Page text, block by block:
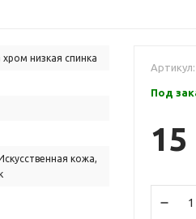
низкая спинка
кожа,
Артикул:
Под
15